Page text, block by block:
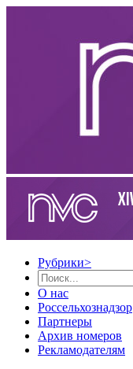
Рубрики>
О нас
Россельхознадзор
Партнеры
Архив номеров
Рекламодателям